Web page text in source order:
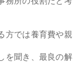
方では養育費や親
を聞き、最良の解